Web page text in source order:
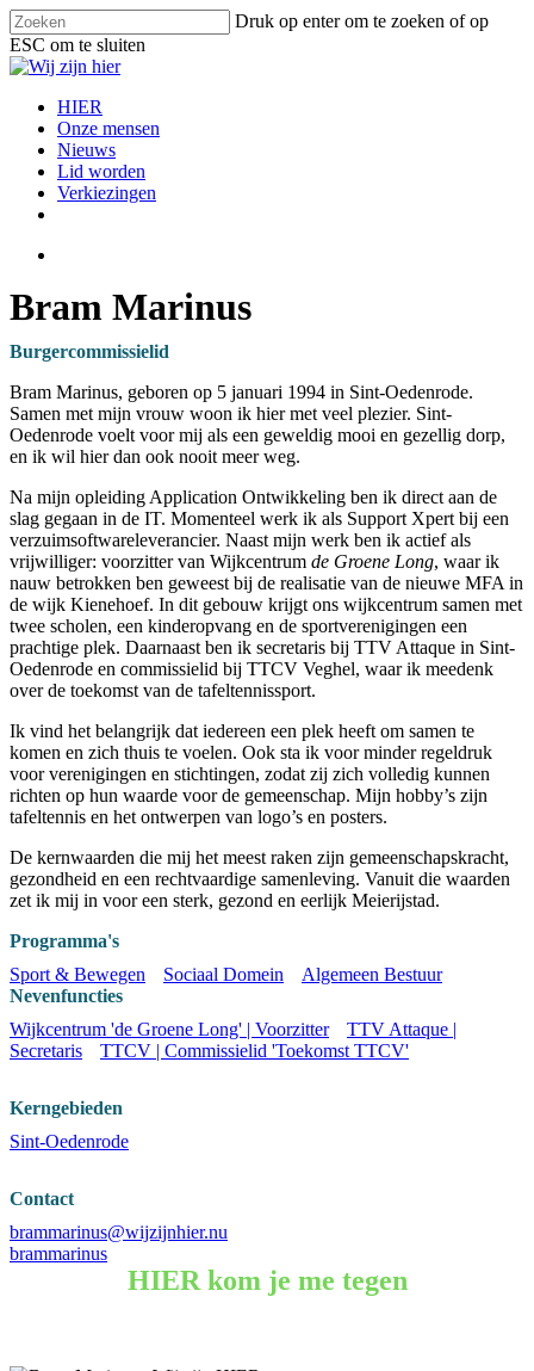
Skip
to
main
content
Druk op enter om te zoeken of op
ESC om te sluiten
Close
search
Menu
HIER
Onze mensen
Nieuws
Lid worden
Verkiezingen
Bram Marinus
Burgercommissielid
Bram Marinus, geboren op 5 januari 1994 in Sint-Oedenrode.
Samen met mijn vrouw woon ik hier met veel plezier. Sint-
Oedenrode voelt voor mij als een geweldig mooi en gezellig dorp,
en ik wil hier dan ook nooit meer weg.
Na mijn opleiding Application Ontwikkeling ben ik direct aan de
slag gegaan in de IT. Momenteel werk ik als Support Xpert bij een
verzuimsoftwareleverancier. Naast mijn werk ben ik actief als
vrijwilliger: voorzitter van Wijkcentrum de Groene Long, waar ik
nauw betrokken ben geweest bij de realisatie van de nieuwe MFA in
de wijk Kienehoef. In dit gebouw krijgt ons wijkcentrum samen met
twee scholen, een kinderopvang en de sportverenigingen een
prachtige plek. Daarnaast ben ik secretaris bij TTV Attaque in Sint-
Oedenrode en commissielid bij TTCV Veghel, waar ik meedenk
over de toekomst van de tafeltennissport.
Ik vind het belangrijk dat iedereen een plek heeft om samen te
komen en zich thuis te voelen. Ook sta ik voor minder regeldruk
voor verenigingen en stichtingen, zodat zij zich volledig kunnen
richten op hun waarde voor de gemeenschap. Mijn hobby’s zijn
tafeltennis en het ontwerpen van logo’s en posters.
De kernwaarden die mij het meest raken zijn gemeenschapskracht,
gezondheid en een rechtvaardige samenleving. Vanuit die waarden
zet ik mij in voor een sterk, gezond en eerlijk Meierijstad.
Programma's
Sport & Bewegen
Sociaal Domein
Algemeen Bestuur
Nevenfuncties
Wijkcentrum 'de Groene Long' | Voorzitter
TTV Attaque |
Secretaris
TTCV | Commissielid 'Toekomst TTCV'
Kerngebieden
Sint-Oedenrode
Contact
brammarinus@wijzijnhier.nu
brammarinus
HIER kom je me tegen